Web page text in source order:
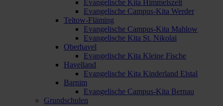
Evangelische Kita Himmelszelt
Evangelische Campus-Kita Werder
Teltow-Fläming
Evangelische Campus-Kita Mahlow
Evangelische Kita St. Nikolai
Oberhavel
Evangelische Kita Kleine Fische
Havelland
Evangelische Kita Kinderland Elstal
Barnim
Evangelische Campus-Kita Bernau
Grundschulen